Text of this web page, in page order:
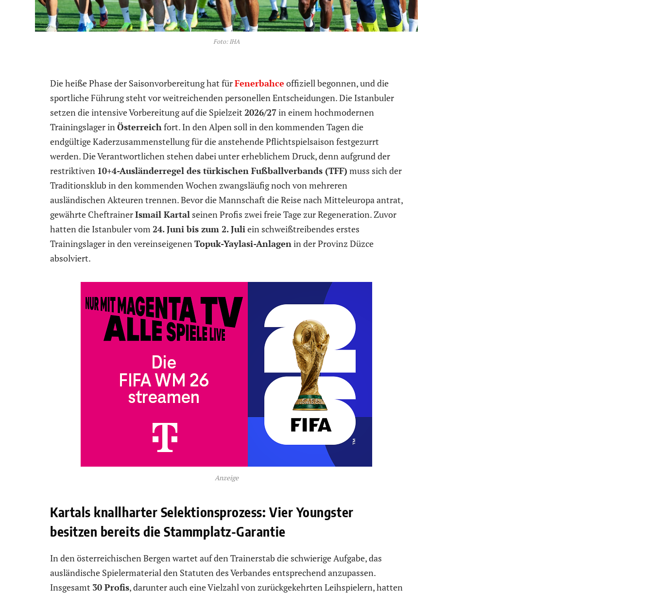
Foto: IHA
Die heiße Phase der Saisonvorbereitung hat fürFenerbahce offiziell begonnen, und die
sportliche Führung steht vor weitreichenden personellen Entscheidungen. Die Istanbuler
setzen die intensive Vorbereitung auf die Spielzeit 2026/27in einem hochmodernen
Trainingslager inÖsterreichfort. In den Alpen soll in den kommenden Tagen die
endgültige Kaderzusammenstellung für die anstehende Pflichtspielsaison festgezurrt
werden. Die Verantwortlichen stehen dabei unter erheblichem Druck, denn aufgrund der
restriktiven 10+4-Ausländerregel des türkischen Fußballverbands (TFF) muss sich der
Traditionsklub in den kommenden Wochen zwangsläufig noch von mehreren
ausländischen Akteuren trennen. Bevor die Mannschaft die Reise nach Mitteleuropa antrat,
gewährte CheftrainerIsmail Kartal seinen Profis zwei freie Tage zur Regeneration. Zuvor
hatten die Istanbuler vom 24. Juni bis zum 2. Juliein schweißtreibendes erstes
Trainingslager in den vereinseigenenTopuk-Yaylasi-Anlagenin der Provinz Düzce
absolviert.
Anzeige
Kartals knallharter Selektionsprozess: Vier Youngster
besitzen bereits die Stammplatz-Garantie
In den österreichischen Bergen wartet auf den Trainerstab die schwierige Aufgabe, das
ausländische Spielermaterial den Statuten des Verbandes entsprechend anzupassen.
Insgesamt 30 Profis, darunter auch eine Vielzahl von zurückgekehrten Leihspielern, hatten